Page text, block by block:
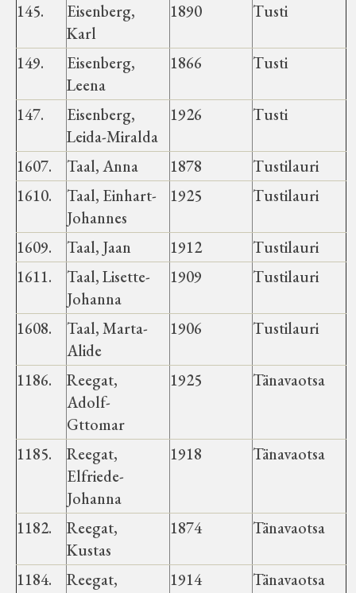
145.
Eisenberg,
Karl
1890 Tusti
149.
Eisenberg,
Leena
1866 Tusti
147.
Eisenberg,
Leida-Miralda
1926 Tusti
1607. Taal, Anna 1878
Tustilauri
1610.
Taal, Einhart-
Johannes
1925 Tustilauri
1609. Taal, Jaan 1912
Tustilauri
1611.
Taal, Lisette-
Johanna
1909 Tustilauri
1608.
Taal, Marta-
Alide
1906 Tustilauri
1186.
Reegat,
Adolf-
Gttomar
1925 Tänavaotsa
1185.
Reegat,
Elfriede-
Johanna
1918 Tänavaotsa
1182.
Reegat,
Kustas
1874 Tänavaotsa
1184.
Reegat,
1914 Tänavaotsa